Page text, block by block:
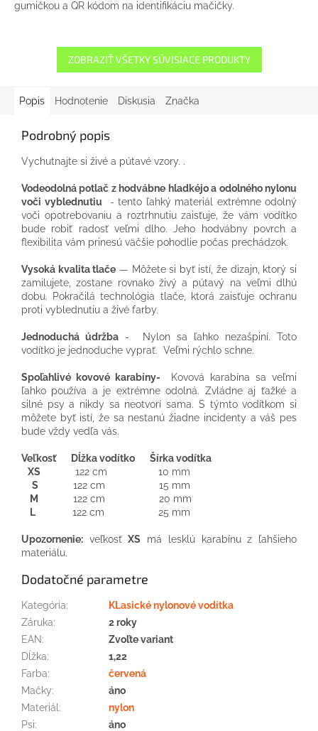
gumičkou a QR kódom na identifikáciu mačičky.
ZOBRAZIŤ VŠETKY SÚVISIACE PRODUKTY
Popis Hodnotenie Diskusia Značka
Podrobný popis
Vychutnajte si živé a pútavé vzory. .
Vodeodolná potlač z hodvábne hladkéjo a odolného nylonu
voči vyblednutiu - tento ľahký materiál extrémne odolný
voči opotrebovaniu a roztrhnutiu zaisťuje, že vám vodítko
bude robiť radosť veľmi dlho. Jeho hodvábny povrch a
flexibilita vám prinesú väčšie pohodlie počas prechádzok.
Vysoká kvalita tlače — Môžete si byť istí, že dizajn, ktorý si
zamilujete, zostane rovnako živý a pútavý na veľmi dlhú
dobu. Pokračilá technológia tlače, ktorá zaisťuje ochranu
proti vyblednutiu a živé farby.
Jednoduchá údržba - Nylon sa ľahko nezašpiní. Toto
vodítko je jednoduche vyprať. Veľmi rýchlo schne.
Spoľahlivé kovové karabíny-
Kovová karabína sa veľmi
ľahko používa a je extrémne odolná. Zvládne aj ťažké a
silné psy a nikdy sa neotvorí sama. S týmto vodítkom si
môžete byť istí, že sa nestanú žiadne incidenty a váš pes
bude vždy vedľa vás.
Veľkosť Dĺžka vodítko Šírka vodítka
XS
122 cm 10 mm
S
122 cm 15 mm
M
122 cm 20 mm
L
122 cm 25 mm
Upozornenie: veľkosťXS má lesklú karabínu z ľahšieho
materiálu.
Dodatočné parametre
Kategória:
KLasické nylonové vodítka
Záruka:
2 roky
EAN:
Zvoľte variant
Dĺžka:
1,22
Farba:
červená
Mačky:
áno
Materiál :
nylon
Psi:
áno